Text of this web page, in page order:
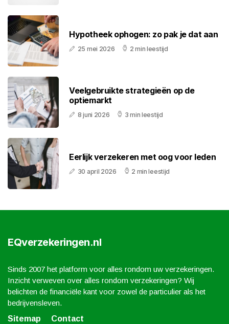
Hypotheek ophogen: zo pak je dat aan
25 mei 2026 2 min leestijd
Veelgebruikte strategieën op de
optiemarkt
8 juni 2026 3 min leestijd
Eerlijk verzekeren met oog voor leden
30 april 2026 2 min leestijd
EQverzekeringen.nl
Sinds 2007 het platform voor alles rondom uw verzekeringen.
Inzicht verweven over alles rondom verzekeringen? Wij
belichten de financiële kant voor zowel de particulier als het
bedrijvensleven.
Sitemap
Contact